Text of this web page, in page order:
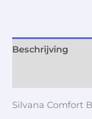
Beschrijving
Silvana Comfort